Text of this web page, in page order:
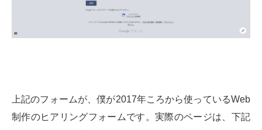
上記のフォームが、僕が2017年ころから使っているWeb
制作のヒアリングフォームです。実際のページは、下記